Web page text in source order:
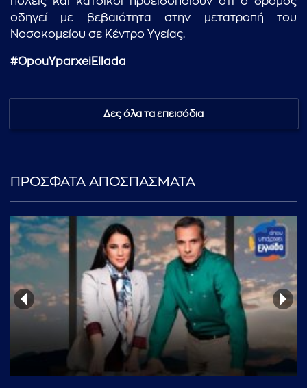
οδηγεί με βεβαιότητα στην μετατροπή του
Νοσοκομείου σε Κέντρο Υγείας.
#OpouYparxeiEllada
Δες όλα τα επεισόδια
ΠΡΟΣΦΑΤΑ ΑΠΟΣΠΑΣΜΑΤΑ